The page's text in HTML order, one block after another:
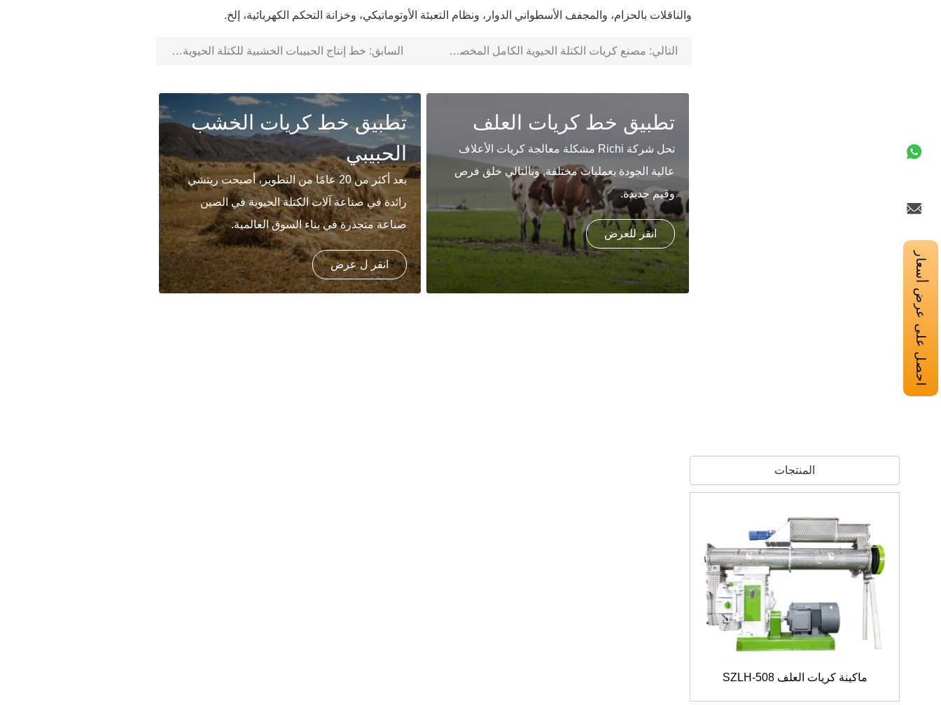
والناقلات بالحزام، والمجفف الأسطواني الدوار، ونظام التعبئة الأوتوماتيكي، وخزانة التحكم الكهربائية، إلخ.
السابق: خط إنتاج الحبيبات الخشبية للكتلة الحيوية 1-1.2 طن/ساعة التالي: مصنع كريات الكتلة الحيوية الكامل المخصص 3-3.5 طن/ساعة المخصص الكامل
تطبيق خط كريات العلف
تحل شركة Richi مشكلة معالجة كريات الأعلاف
عالية الجودة بعمليات مختلفة, وبالتالي خلق فرص
وقيم جديدة.
انقر للعرض
تطبيق خط كريات الخشب
الحبيبي
بعد أكثر من 20 عامًا من التطوير، أصبحت ريتشي
رائدة في صناعة آلات الكتلة الحيوية في الصين
صناعة متجذرة في بناء السوق العالمية.
انقر ل عرض
المنتجات
ماكينة كريات العلف SZLH-508
احصل على عرض أسعار